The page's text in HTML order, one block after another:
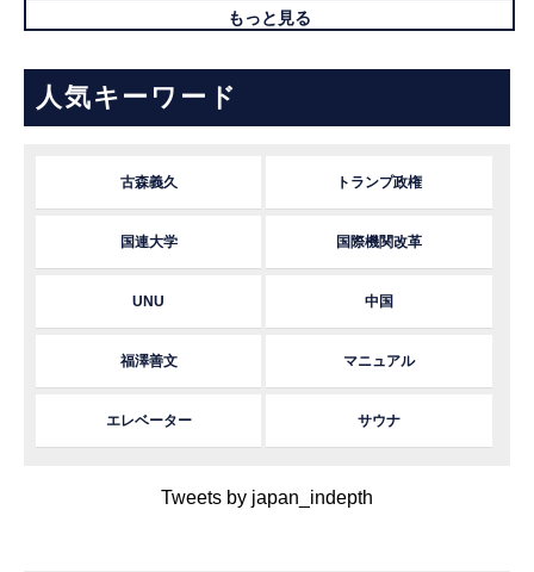
もっと見る
人気キーワード
古森義久 トランプ政権
国連大学 国際機関改革
UNU 中国
福澤善文 マニュアル
エレベーター サウナ
Tweets by japan_indepth